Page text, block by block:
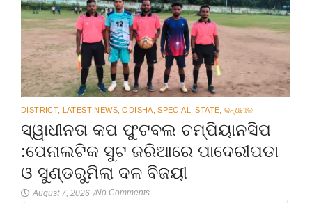
DISTRICT, LATEST NEWS, ODISHA, SPECIAL, STATE, କନ୍ଧମାଳ
ସ୍ୱାଧୀନତା କପ ଫୁଟବଲ ଚମ୍ପିୟାନସିପ
:ପେନାଲଟିକ ସୁଟ ଜରିଆରେ ପାଦେରୀପଡା
ଓ ସୁଣ୍ଡରୁମିଲା ଦଳ ବିଜୟୀ
August 7, 2026 /No Comments